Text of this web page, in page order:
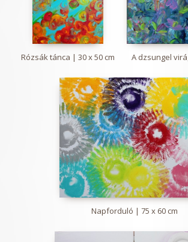
Rózsák tánca | 30 x 50 cm A dzsungel
Napforduló | 75 x 60 cm